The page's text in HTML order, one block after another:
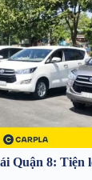
Quận 8: Tiện